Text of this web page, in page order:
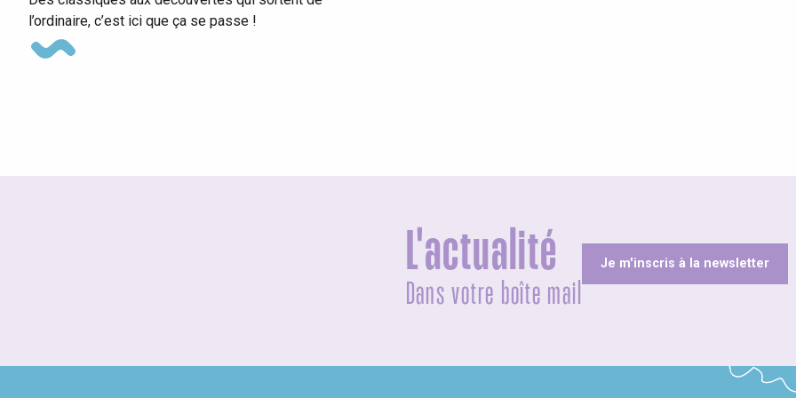
l’ordinaire, c’est ici que ça se passe !
L'actualité
Dans votre boîte mail
Je m'inscris à la newsletter